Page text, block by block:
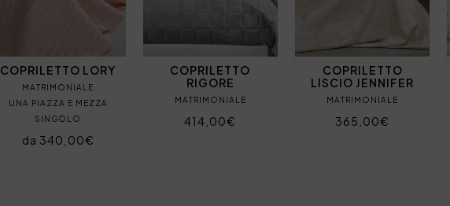
COPRILETTO LORY
MATRIMONIALE
UNA PIAZZA E MEZZA
SINGOLO
da 340,00€
COPRILETTO
RIGORE
MATRIMONIALE
414,00€
COPRILETTO
LISCIO JENNIFER
MATRIMONIALE
365,00€